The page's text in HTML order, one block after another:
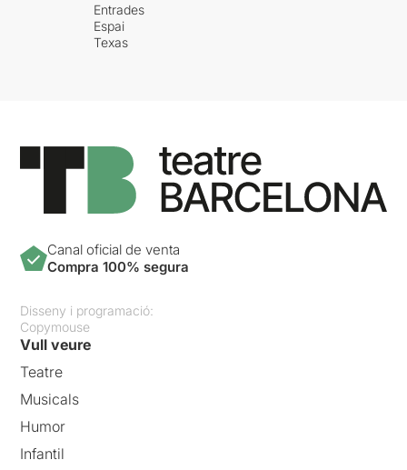
Entrades
Espai
Texas
Canal oficial de venta
Compra 100% segura
Disseny i programació:
Copymouse
Vull veure
Teatre
Musicals
Humor
Infantil